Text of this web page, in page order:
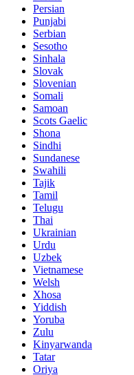
Persian
Punjabi
Serbian
Sesotho
Sinhala
Slovak
Slovenian
Somali
Samoan
Scots Gaelic
Shona
Sindhi
Sundanese
Swahili
Tajik
Tamil
Telugu
Thai
Ukrainian
Urdu
Uzbek
Vietnamese
Welsh
Xhosa
Yiddish
Yoruba
Zulu
Kinyarwanda
Tatar
Oriya